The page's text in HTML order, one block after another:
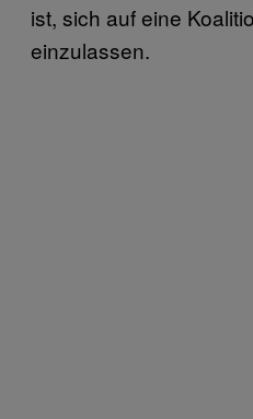
ist, sich auf eine
einzulassen.